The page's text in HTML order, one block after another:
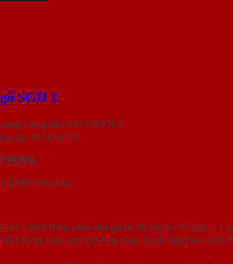
SGD 1
đầu 0933.707707
DỤNG
phận như sau:
2 tấm thép phủ vân gỗ có độ dày từ 0.7mm –
được làm cánh phẳng hoặc được dập tạo hình